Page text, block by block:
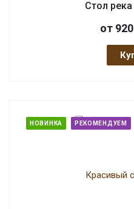
Стол
от
НОВИНКА РЕКОМЕНДУЕМ